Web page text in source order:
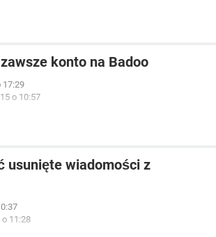
konto na Badoo
17:29
o 10:57
usunięte wiadomości z
o 11:28